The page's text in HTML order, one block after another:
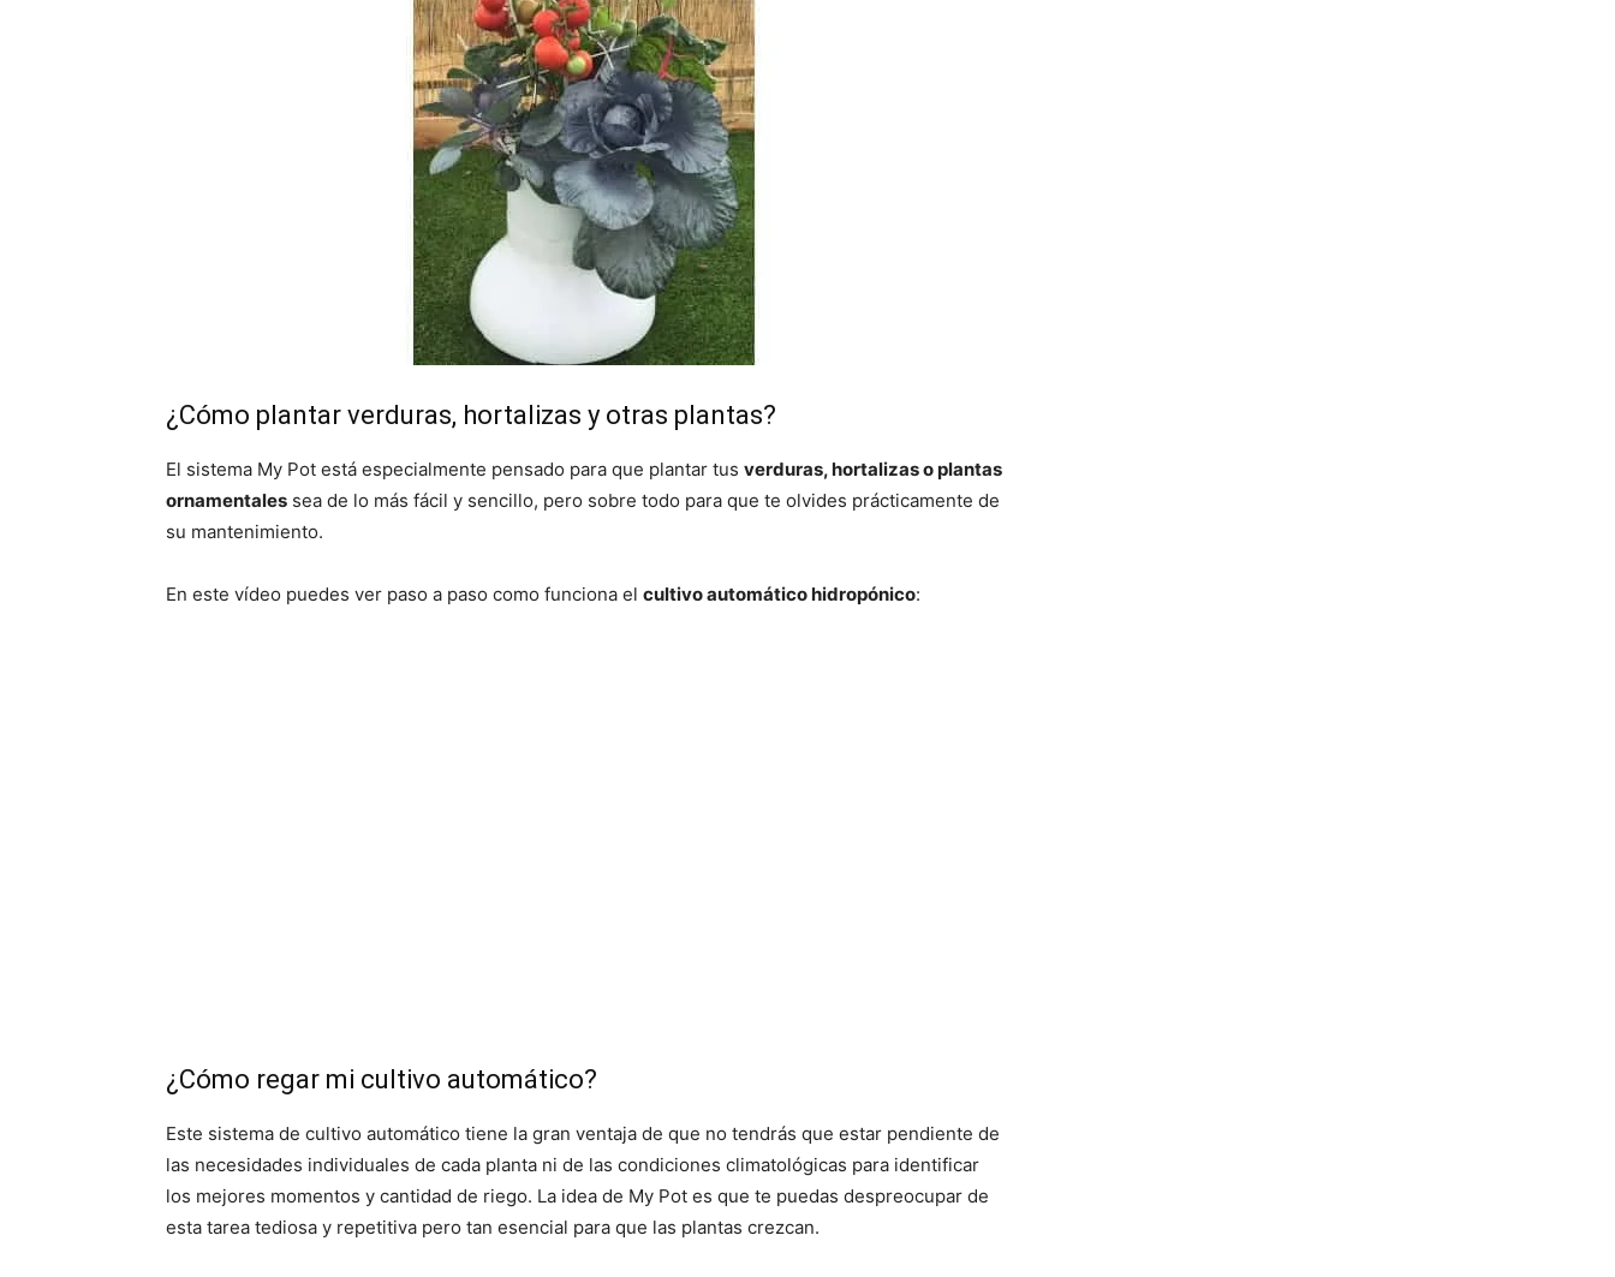
¿Cómo plantar verduras, hortalizas y otras plantas?
El sistema My Pot está especialmente pensado para que plantar tus verduras, hortalizas o plantas
ornamentales sea de lo más fácil y sencillo, pero sobre todo para que te olvides prácticamente de
su mantenimiento.
En este vídeo puedes ver paso a paso como funciona el cultivo automático hidropónico:
¿Cómo regar mi cultivo automático?
Este sistema de cultivo automático tiene la gran ventaja de que no tendrás que estar pendiente de
las necesidades individuales de cada planta ni de las condiciones climatológicas para identificar
los mejores momentos y cantidad de riego. La idea de My Pot es que te puedas despreocupar de
esta tarea tediosa y repetitiva pero tan esencial para que las plantas crezcan.